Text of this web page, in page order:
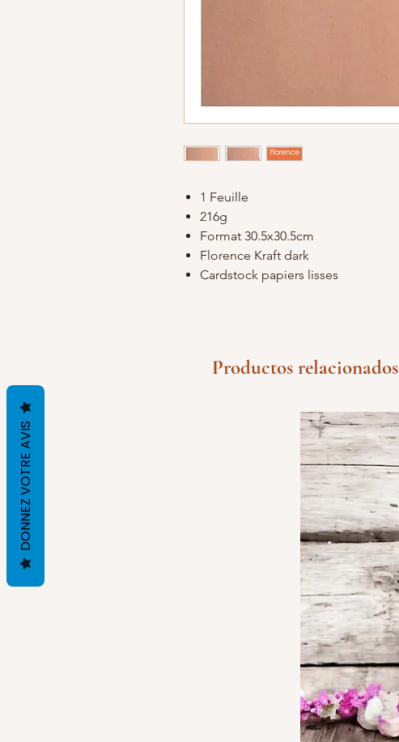
1 Feuille
216g
Format 30.5x30.5cm
Florence Kraft dark
Cardstock papiers lisses
Productos relacionados
DONNEZ VOTRE AVIS